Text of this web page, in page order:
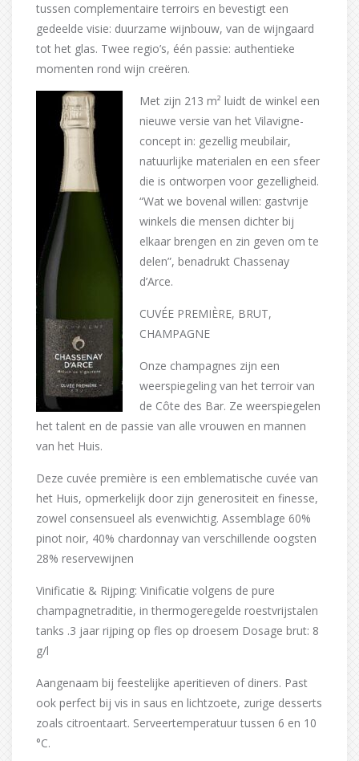
tussen complementaire terroirs en bevestigt een
gedeelde visie: duurzame wijnbouw, van de wijngaard
tot het glas. Twee regio’s, één passie: authentieke
momenten rond wijn creëren.
Met zijn 213 m² luidt de winkel een
nieuwe versie van het Vilavigne-
concept in: gezellig meubilair,
natuurlijke materialen en een sfeer
die is ontworpen voor gezelligheid.
“Wat we bovenal willen: gastvrije
winkels die mensen dichter bij
elkaar brengen en zin geven om te
delen”, benadrukt Chassenay
d’Arce.
CUVÉE PREMIÈRE, BRUT,
CHAMPAGNE
Onze champagnes zijn een
weerspiegeling van het terroir van
de Côte des Bar. Ze weerspiegelen
het talent en de passie van alle vrouwen en mannen
van het Huis.
Deze cuvée première is een emblematische cuvée van
het Huis, opmerkelijk door zijn generositeit en finesse,
zowel consensueel als evenwichtig. Assemblage 60%
pinot noir, 40% chardonnay van verschillende oogsten
28% reservewijnen
Vinificatie & Rijping: Vinificatie volgens de pure
champagnetraditie, in thermogeregelde roestvrijstalen
tanks .3 jaar rijping op fles op droesem Dosage brut: 8
g/l
Aangenaam bij feestelijke aperitieven of diners. Past
ook perfect bij vis in saus en lichtzoete, zurige desserts
zoals citroentaart. Serveertemperatuur tussen 6 en 10
°C.